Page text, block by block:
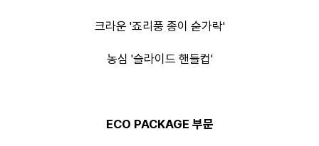
크라운 '죠리풍 종이 숟가락'
농심 '슬라이드 핸들컵'
ECO PACKAGE 부문